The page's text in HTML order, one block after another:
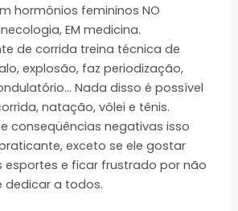
hormônios femininos NO
EM medicina.
de corrida treina técnica de
explosão, faz periodização,
Nada disso é possível
natação, vôlei e tênis.
conseqüências negativas isso
exceto se ele gostar
esportes e ficar frustrado por não
dedicar a todos.